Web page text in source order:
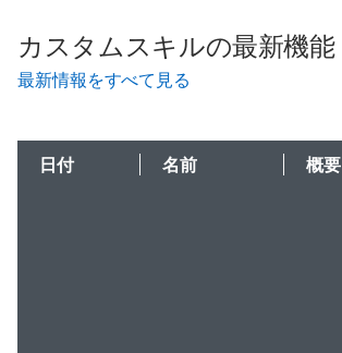
カスタムスキルの最新機能
最新情報をすべて見る
日付 名前
概要